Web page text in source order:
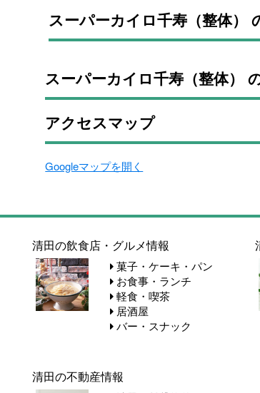
スーパーカイロ千寿（整体）
スーパーカイロ千寿（整体）
アクセスマップ
Googleマップを開く
清田の飲食店・グルメ情報
菓子・ケーキ・パン
お食事・ランチ
軽食・喫茶
居酒屋
バー・スナック
清田の不動産情報